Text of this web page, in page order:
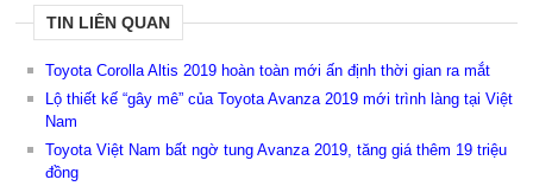
TIN LIÊN QUAN
Toyota Corolla Altis 2019 hoàn toàn mới ấn định thời gian ra mắt
Lộ thiết kế “gây mê” của Toyota Avanza 2019 mới trình làng tại Việt
Nam
Toyota Việt Nam bất ngờ tung Avanza 2019, tăng giá thêm 19 triệu
đồng